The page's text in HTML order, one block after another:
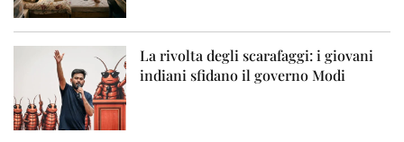
La rivolta degli scarafaggi: i giovani
indiani sfidano il governo Modi